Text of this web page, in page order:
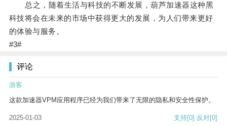
总之，随着生活与科技的不断发展，葫芦加速器这种黑
科技将会在未来的市场中获得更大的发展，为人们带来更好
的体验与服务。
#3#
评论
游客
这款加速器VPM应用程序已经为我们带来了无限的隐私和安全性保护。
2025-01-03 支持[0] 反对[0]